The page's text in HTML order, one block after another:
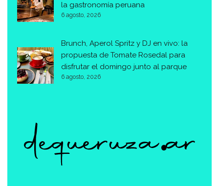
la gastronomía peruana
6 agosto, 2026
Brunch, Aperol Spritz y DJ en vivo: la
propuesta de Tomate Rosedal para
disfrutar el domingo junto al parque
6 agosto, 2026